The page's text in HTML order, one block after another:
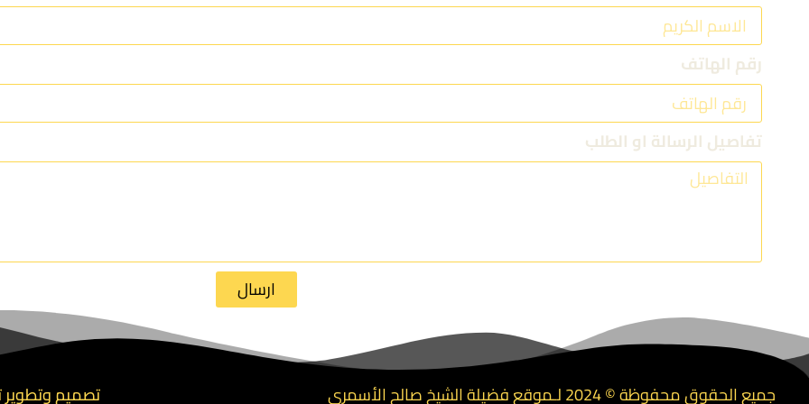
رقم الهاتف
تفاصيل الرسالة او الطلب
ارسال
جميع الحقوق محفوظة © 2024 لـموقع فضيلة الشيخ صالح الأسمري تصميم وتطوير